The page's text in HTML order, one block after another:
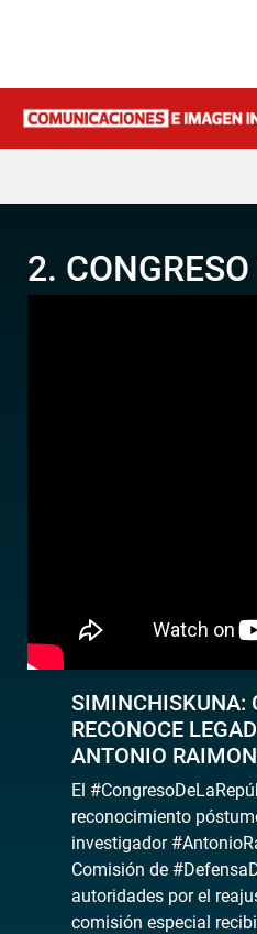
2.
SIMINCHISKUNA:
RECONOCE
ANTONIO
El
reconocimiento
investigador
Comisión de
autoridades por el
comisión especial